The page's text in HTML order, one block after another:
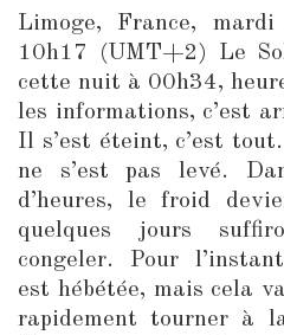
Limoge, France,
10h17 (UMT+2) Le
cette nuit à 00h34,
les informations, c’est
Il s’est éteint, c’est
ne s’est pas levé.
d’heures, le froid
quelques jours
congeler. Pour
est hébétée, mais cela
rapidement tourner à